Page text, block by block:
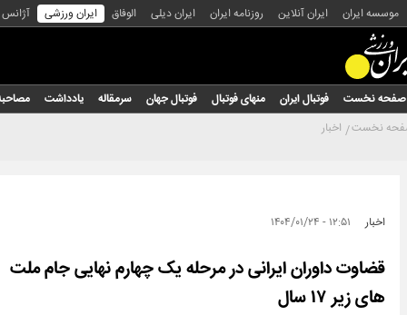
موسسه ایران ایران آنلاین روزنامه ایران ایران دیلی الوفاق ایران ورزشی
صفحه نخست فوتبال ایران منهای فوتبال فوتبال جهان سرمقاله یادداشت
نخست اخبار
اخبار ۱۲:۵۱ - ۱۴۰۴/۰۱/۲۴
قضاوت داوران ایرانی در مرحله یک چهارم نهایی جام ملت
های زیر ۱۷ سال